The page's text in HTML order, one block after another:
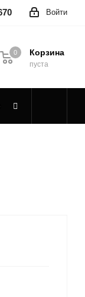
Войти
Корзина
0
пуста
0